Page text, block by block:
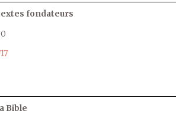
fondateurs
Bible